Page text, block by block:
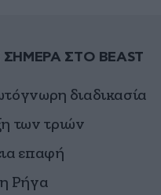
ΣΤΟ BEAST
διαδικασία
των τριών
επαφή
Ρήγα